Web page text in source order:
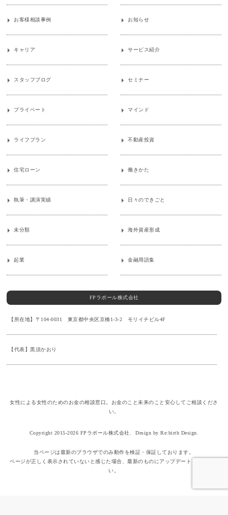
お客様相談事例 お知らせ
キャリア サービス紹介
スタッフブログ セミナー
プライベート マインド
ライフプラン 不動産投資
住宅ローン 働きかた
執筆・講演実績 日々のできごと
未分類 海外資産形成
起業 金融用語集
FPラポール株式会社
【所在地】〒104-0031 東京都中央区京橋1-3-2 モリイチビル4F
【代表】黒須かおり
女性による女性のためのお金の相談窓口。お金のこと未来のこと安心してご相談くださ
い。
Copyright 2015-2026 FPラポール株式会社. Design by Re:birth Design.
当ページは最新のブラウザでのみ動作を検証・保証しております。
ページが正しく表示されていないと感じた場合、最新のものにアップデートしてくださ
い。